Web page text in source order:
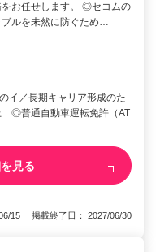
お任せします。 ◎セコムの
ルを未然に防ぐため…
イ／長期キャリア形成のた
◎普通自動車運転免許（AT
見る
15 掲載終了日： 2027/06/30